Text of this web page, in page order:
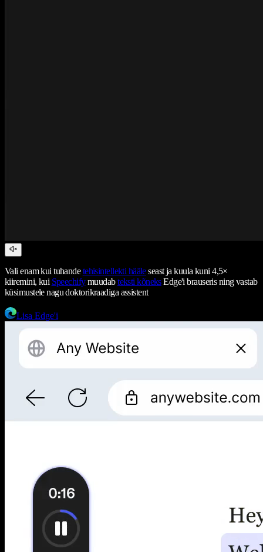
Vali enam kui tuhandetehisintellekti hääleseast ja kuula kuni 4,5×
kiiremini, kui Speechifymuudabteksti kõneksEdge'i brauseris ning vastab
küsimustele nagu doktorikraadiga assistent
Lisa Edge'i